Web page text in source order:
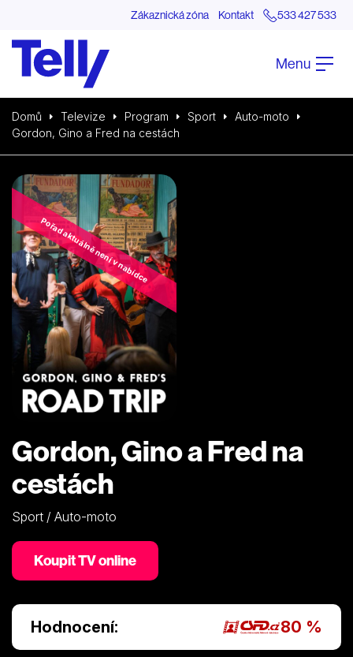
Zákaznická zóna Kontakt 533 427 533
Menu
Domů Televize Program Sport
Auto-moto
Gordon, Gino a Fred na cestách
Pořad aktuálně není v nabídce
Gordon, Gino a Fred na
cestách
Sport / Auto-moto
Koupit TV online
Hodnocení: 80 %